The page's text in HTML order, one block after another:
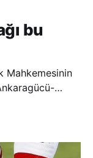
bu
Mahkemesinin
Haklar Hukuk
Lig